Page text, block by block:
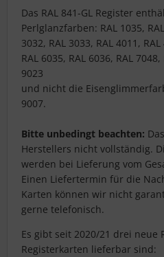
Das RAL 841-GL Register
Perlglanzfarben: RAL 1035,
3032, RAL 3033, RAL 4011,
RAL 6035, RAL 6036, RAL
9023
und nicht die
9007.
Bitte unbedingt beachten:
Herstellers nicht vollständig.
werden bei Lieferung vom
Einen Liefertermin für die
Karten können wir nicht
gerne telefonisch.
Es gibt seit 2020/21 drei neue
Registerkarten lieferbar sind: